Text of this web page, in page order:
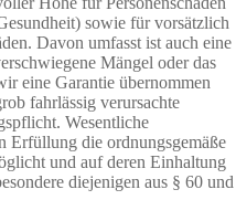
sowie für vorsätzlich
Davon umfasst ist auch eine
Mängel oder das
eine Garantie übernommen
fahrlässig verursachte
Wesentliche
Erfüllung die ordnungsgemäße
und auf deren Einhaltung
diejenigen aus § 60 und